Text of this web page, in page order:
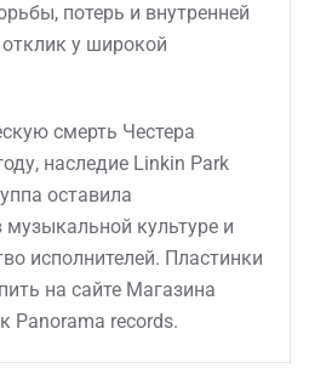
потерь и внутренней
у широкой
смерть Честера
наследие Linkin Park
оставила
культуре и
исполнителей. Пластинки
на сайте Магазина
Panorama records.